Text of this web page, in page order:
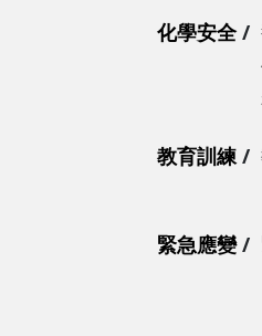
化學安全
教育訓練
緊急應變